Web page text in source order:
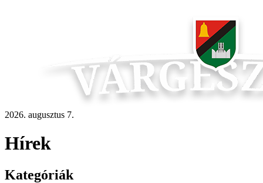
2026. augusztus 7.
Hírek
Kategóriák